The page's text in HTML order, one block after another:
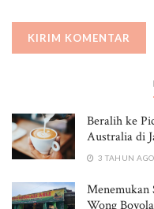
Beralih ke
Australia di
3 TAHUN AGO
Menemukan